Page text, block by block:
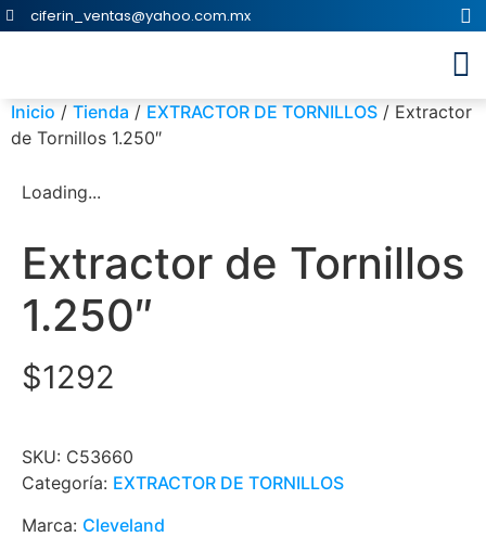
ciferin_ventas@yahoo.com.mx
Inicio / Tienda / EXTRACTOR DE TORNILLOS / Extractor
de Tornillos 1.250″
Loading...
Extractor de Tornillos
1.250″
$1292
SKU: C53660
Categoría: EXTRACTOR DE TORNILLOS
Marca: Cleveland